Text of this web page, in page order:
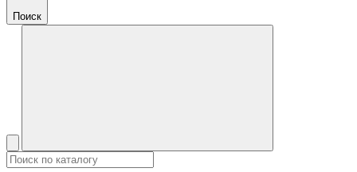
Поиск